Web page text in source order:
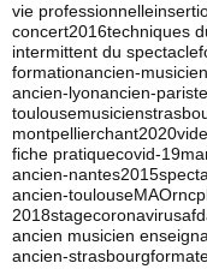
vie professionnelle
concert2016techniques
intermittent du spectacle
formationancien-musicien
ancien-lyonancien-paris
toulousemusicien
montpellierchant2020
fiche pratiquecovid-19
ancien-nantes2015
ancien-toulouseMAOrncp
2018stagecoronavirus
ancien musicien
ancien-strasbourg